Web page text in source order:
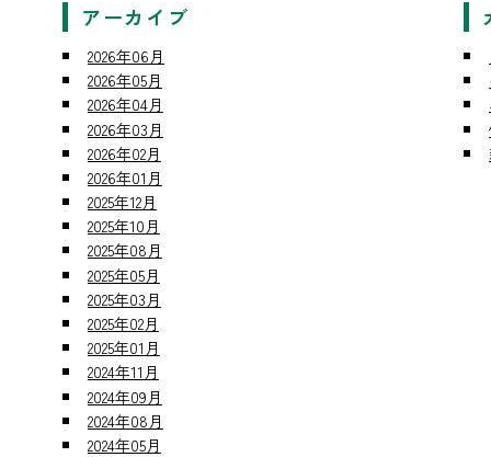
アーカイブ
2026年06月
2026年05月
2026年04月
2026年03月
2026年02月
2026年01月
2025年12月
2025年10月
2025年08月
2025年05月
2025年03月
2025年02月
2025年01月
2024年11月
2024年09月
2024年08月
2024年05月